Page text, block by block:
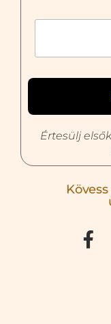
Értesülj